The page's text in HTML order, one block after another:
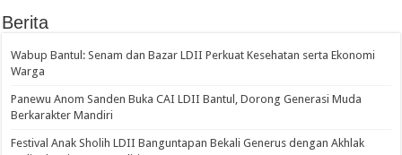
Berita
Wabup Bantul: Senam dan Bazar LDII Perkuat Kesehatan serta Ekonomi
Warga
Panewu Anom Sanden Buka CAI LDII Bantul, Dorong Generasi Muda
Berkarakter Mandiri
Festival Anak Sholih LDII Banguntapan Bekali Generus dengan Akhlak